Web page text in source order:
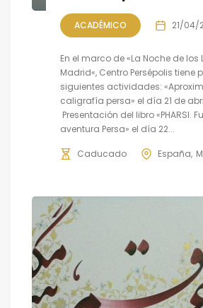
ACADÉMICO 21/04/
En el marco de «La Noche de los
Madrid«, Centro Persépolis tiene
siguientes actividades:
caligrafía persa» el día 21 de
Presentación del libro «PHARSI.
aventura Persa» el día 22...
Caducado España